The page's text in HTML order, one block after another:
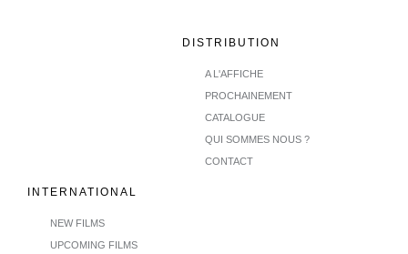
DISTRIBUTION
A L'AFFICHE
PROCHAINEMENT
CATALOGUE
QUI SOMMES NOUS ?
CONTACT
INTERNATIONAL
NEW FILMS
UPCOMING FILMS